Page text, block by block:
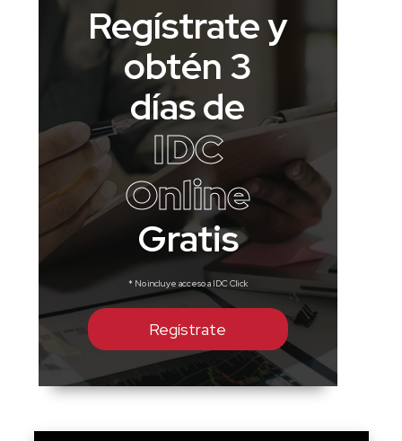
Regístrate y
obtén 3
días de
IDC
Online
Gratis
* No incluye acceso a IDC Click
Regístrate